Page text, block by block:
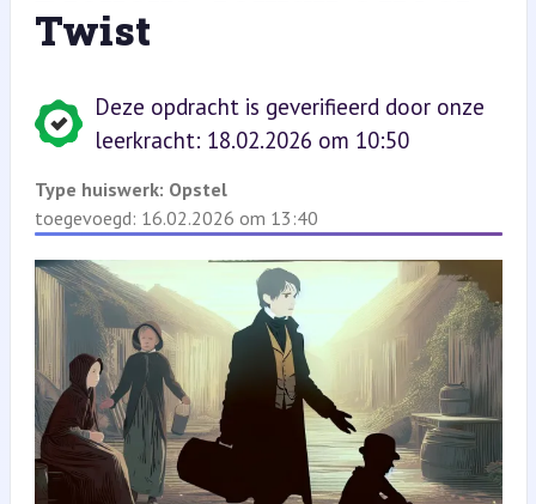
Twist
Deze opdracht is geverifieerd door onze
leerkracht: 18.02.2026 om 10:50
Type huiswerk: Opstel
toegevoegd: 16.02.2026 om 13:40